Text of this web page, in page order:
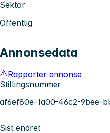
Sektor
Offentlig
Annonsedata
Rapporter annonse
Stillingsnummer
af6ef80e-1a00-46c2-9bee-
Sist endret